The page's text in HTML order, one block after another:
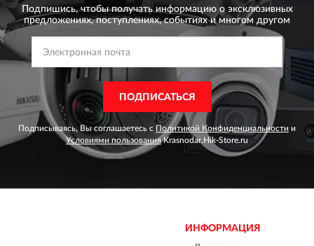
Подпишись, чтобы получать информацию о эксклюзивных
предложениях,поступлениях, событиях и многом другом
ПОДПИСАТЬСЯ
Подписываясь, Вы соглашаетесь с Политикой Конфиденциальности и
Условиями пользованияKrasnodar.Hik-Store.ru
ИНФОРМАЦИЯ